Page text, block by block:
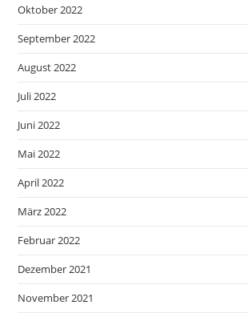
Oktober 2022
September 2022
August 2022
Juli 2022
Juni 2022
Mai 2022
April 2022
März 2022
Februar 2022
Dezember 2021
November 2021